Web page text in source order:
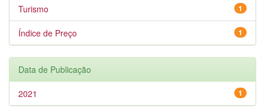
1
Turismo
1
Índice de Preço
Data de Publicação
1
2021